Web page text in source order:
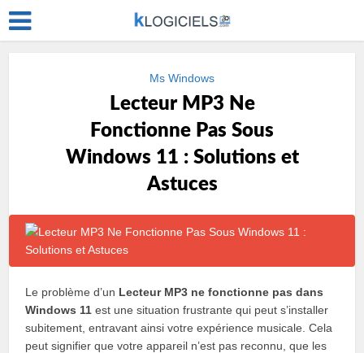
Ms Windows
Lecteur MP3 Ne
Fonctionne Pas Sous
Windows 11 : Solutions et
Astuces
Le problème d’un Lecteur MP3 ne fonctionne pas dans
Windows 11 est une situation frustrante qui peut s’installer
subitement, entravant ainsi votre expérience musicale. Cela
peut signifier que votre appareil n’est pas reconnu, que les